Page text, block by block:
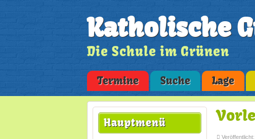
Katholische
Die Schule im Grünen
Termine Suche Lage
Hauptmenü